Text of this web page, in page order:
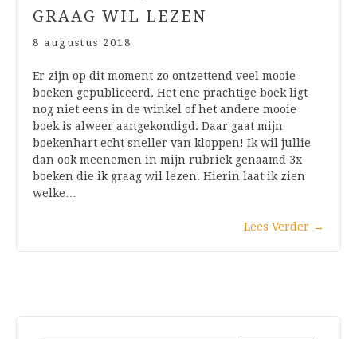
GRAAG WIL LEZEN
8 augustus 2018
Er zijn op dit moment zo ontzettend veel mooie
boeken gepubliceerd. Het ene prachtige boek ligt
nog niet eens in de winkel of het andere mooie
boek is alweer aangekondigd. Daar gaat mijn
boekenhart echt sneller van kloppen! Ik wil jullie
dan ook meenemen in mijn rubriek genaamd 3x
boeken die ik graag wil lezen. Hierin laat ik zien
welke…
Lees Verder →